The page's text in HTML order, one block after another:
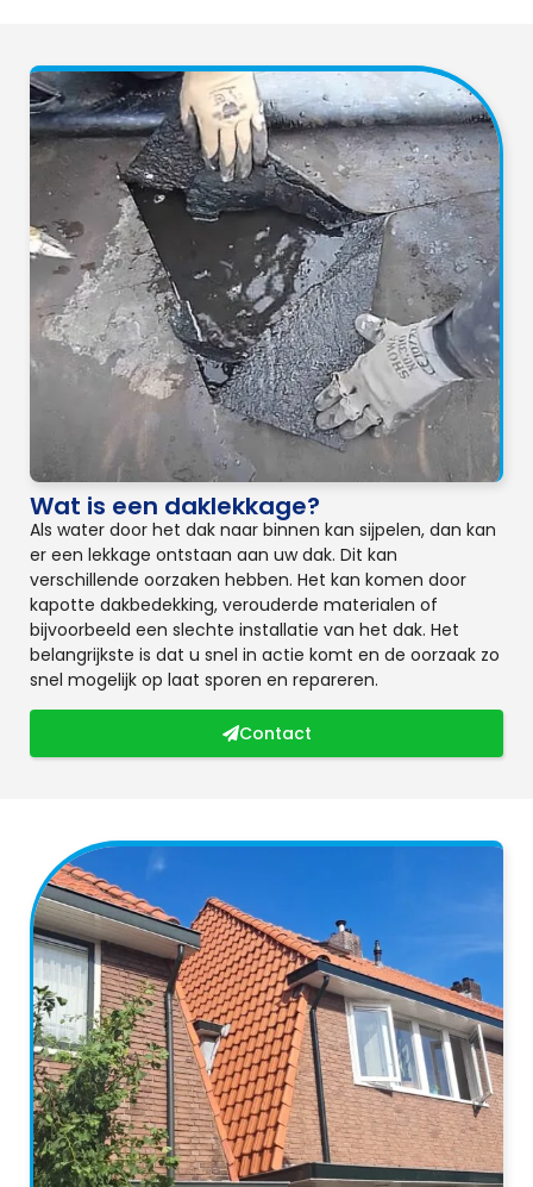
Wat is een daklekkage?
Als water door het dak naar binnen kan sijpelen, dan kan
er een lekkage ontstaan aan uw dak. Dit kan
verschillende oorzaken hebben. Het kan komen door
kapotte dakbedekking, verouderde materialen of
bijvoorbeeld een slechte installatie van het dak. Het
belangrijkste is dat u snel in actie komt en de oorzaak zo
snel mogelijk op laat sporen en repareren.
Contact